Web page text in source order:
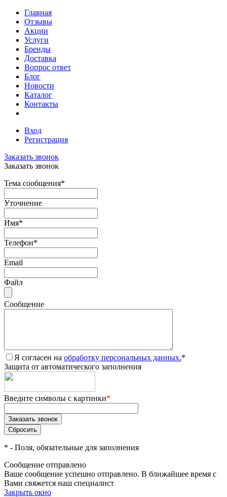
Главная
Отзывы
Акции
Услуги
Бренды
Доставка
Вопрос ответ
Блог
Новости
Каталог
Контакты
Вход
Регистрация
Заказать звонок
Заказать звонок
Тема сообщения*
Уточнение
Имя*
Телефон*
Email
Файл
Сообщение
Я согласен на обработку персональных данных.*
Защита от автоматического заполнения
Введите символы с картинки*
* - Поля, обязательные для заполнения
Сообщение отправлено
Ваше сообщение успешно отправлено. В ближайшее время с
Вами свяжется наш специалист
Закрыть окно